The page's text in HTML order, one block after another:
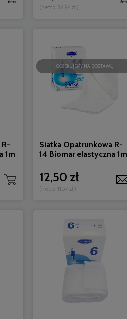
(netto: 36,94 zł )
1m
Siatka Opatrunkowa R-
14 Biomar elastyczna 1m
12,50 zł
(netto: 11,57 zł )
OCZEKUJEMY NA DOSTAWĘ